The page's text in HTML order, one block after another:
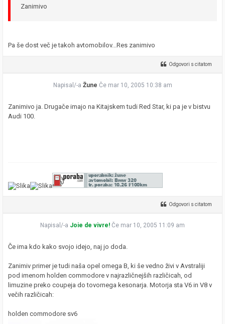
Zanimivo
Pa še dost več je takoh avtomobilov...Res zanimivo
Odgovori s citatom
Napisal/-a Žune Če mar 10, 2005 10:38 am
Zanimivo ja. Drugače imajo na Kitajskem tudi Red Star, ki pa je v bistvu
Audi 100.
Odgovori s citatom
Napisal/-a Joie de vivre! Če mar 10, 2005 11:09 am
Če ima kdo kako svojo idejo, naj jo doda.
Zanimiv primer je tudi naša opel omega B, ki še vedno živi v Avstraliji
pod imenom holden commodore v najrazličnejših različicah, od
limuzine preko coupeja do tovornega kesonarja. Motorja sta V6 in V8 v
večih različicah:
holden commodore sv6